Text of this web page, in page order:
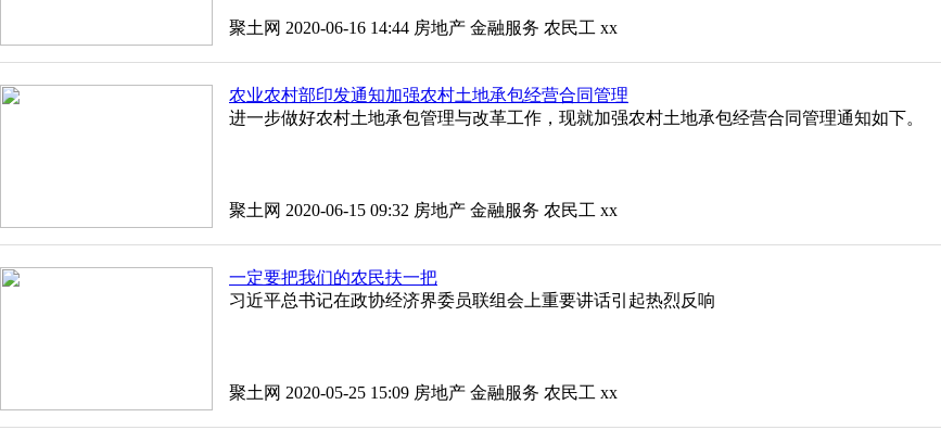
聚土网 2020-06-16 14:44 房地产 金融服务 农民工 xx
农业农村部印发通知加强农村土地承包经营合同管理
进一步做好农村土地承包管理与改革工作，现就加强农村土地承包经营合同管理通知如下。
聚土网 2020-06-15 09:32 房地产 金融服务 农民工 xx
一定要把我们的农民扶一把
习近平总书记在政协经济界委员联组会上重要讲话引起热烈反响
聚土网 2020-05-25 15:09 房地产 金融服务 农民工 xx